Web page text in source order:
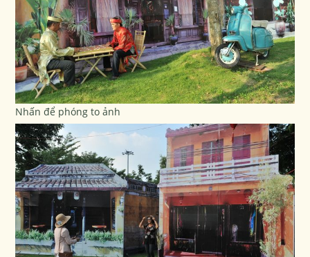
Nhấn để phóng to ảnh